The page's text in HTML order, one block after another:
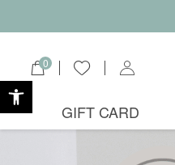
הרשימה שלי
0
GIFT CARD